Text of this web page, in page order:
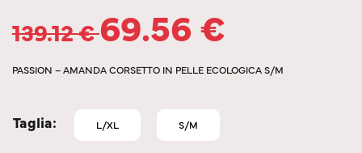
139.12€69.56€
PASSION – AMANDA CORSETTO IN PELLE ECOLOGICA S/M
Taglia L/XL S/M